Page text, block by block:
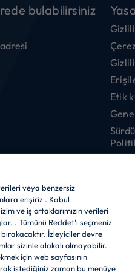
bulabilirsiniz
Etik
Atik
Bilgi
- Tek Hissedar -
veya benzersiz
erişiriz . Kabul
ve iş ortaklarımızın verileri
. Tümünü Reddet'ı seçmeniz
bırakacaktır. İzleyiciler devre
sizinle alakalı olmayabilir.
için web sayfasının
istediğiniz zaman bu menüye